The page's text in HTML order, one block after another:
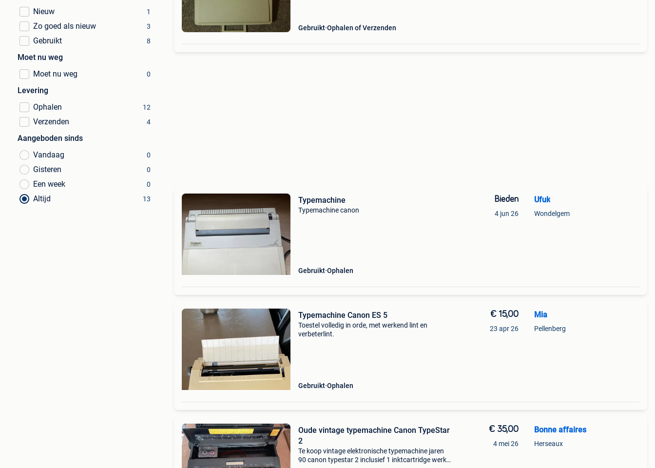
Nieuw
1
Zo goed als nieuw 3
Gebruikt 8
Moet nu weg
Moet nu weg
0
Levering
Ophalen
12
Verzenden 4
Aangeboden sinds
Vandaag
0
Gisteren 0
Een week 0
Altijd 13
Gebruikt Ophalen of Verzenden
Typemachine
Typemachine canon
Gebruikt Ophalen
Bieden
4 jun 26
Ufuk
Wondelgem
Typemachine Canon ES 5
Toestel volledig in orde, met werkend lint en
verbeterlint.
Gebruikt Ophalen
€ 15,00
23 apr 26
Mia
Pellenberg
Oude vintage typemachine Canon TypeStar
2
Te koop vintage elektronische typemachine jaren
90 canon typestar 2 inclusief 1 inktcartridge werkt
€ 35,00
4 mei 26
Bonne affaires
Herseaux